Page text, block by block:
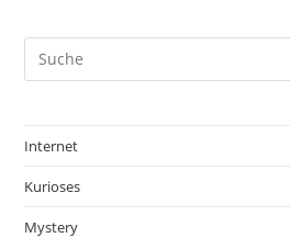
Internet
Kurioses
Mystery